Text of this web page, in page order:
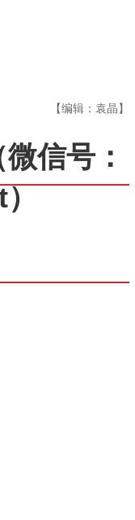
【编辑：袁晶】
微信号：